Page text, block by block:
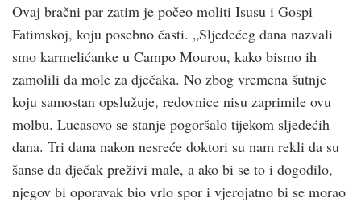
Ovaj bračni par zatim je počeo moliti Isusu i Gospi
Fatimskoj, koju posebno časti. „Sljedećeg dana nazvali
smo karmelićanke u Campo Mourou, kako bismo ih
zamolili da mole za dječaka. No zbog vremena šutnje
koju samostan opslužuje, redovnice nisu zaprimile ovu
molbu. Lucasovo se stanje pogoršalo tijekom sljedećih
dana. Tri dana nakon nesreće doktori su nam rekli da su
šanse da dječak preživi male, a ako bi se to i dogodilo,
njegov bi oporavak bio vrlo spor i vjerojatno bi se morao